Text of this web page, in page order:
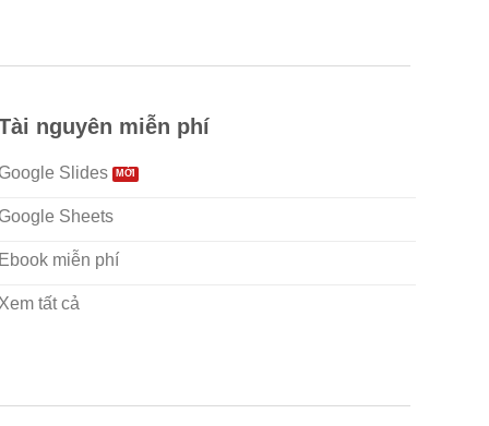
nguyên miễn phí
Slides
Sheets
miễn phí
tất cả